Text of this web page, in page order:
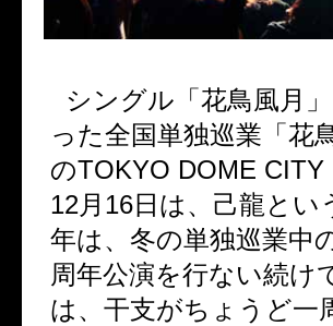
シングル「花鳥風月
った全国単独巡業「花
のTOKYO DOME CITY
12月 16日は、己龍と
年は、冬の単独巡業中
周年公演を行ない続け
は、干支がちょうど一